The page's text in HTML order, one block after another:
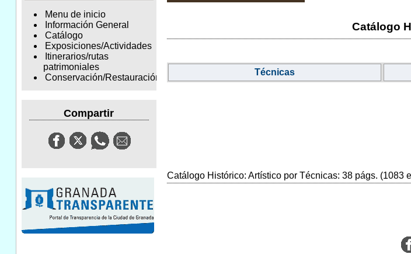
Menu de inicio
Información General
Catálogo
Exposiciones/Actividades
Itinerarios/rutas
patrimoniales
Conservación/Restauración
Compartir
Catálogo
Técnicas
Catálogo Histórico: Artístico por Técnicas: 38 págs. (1083